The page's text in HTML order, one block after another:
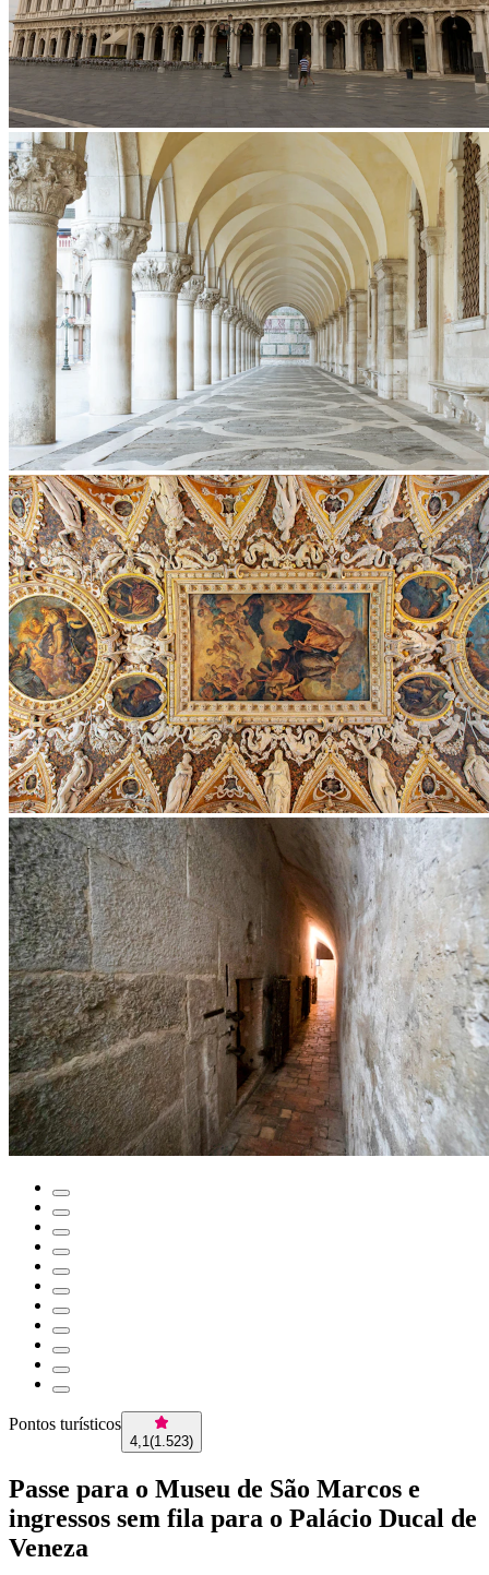
Pontos turísticos
4,1(1.523)
Passe para o Museu de São Marcos e
ingressos sem fila para o Palácio Ducal de
Veneza